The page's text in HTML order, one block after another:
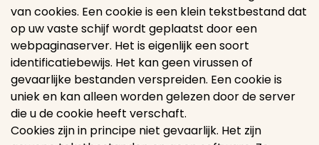
van cookies. Een cookie is een klein tekstbestand dat
op uw vaste schijf wordt geplaatst door een
webpaginaserver. Het is eigenlijk een soort
identificatiebewijs. Het kan geen virussen of
gevaarlijke bestanden verspreiden. Een cookie is
uniek en kan alleen worden gelezen door de server
die u de cookie heeft verschaft.
Cookies zijn in principe niet gevaarlijk. Het zijn